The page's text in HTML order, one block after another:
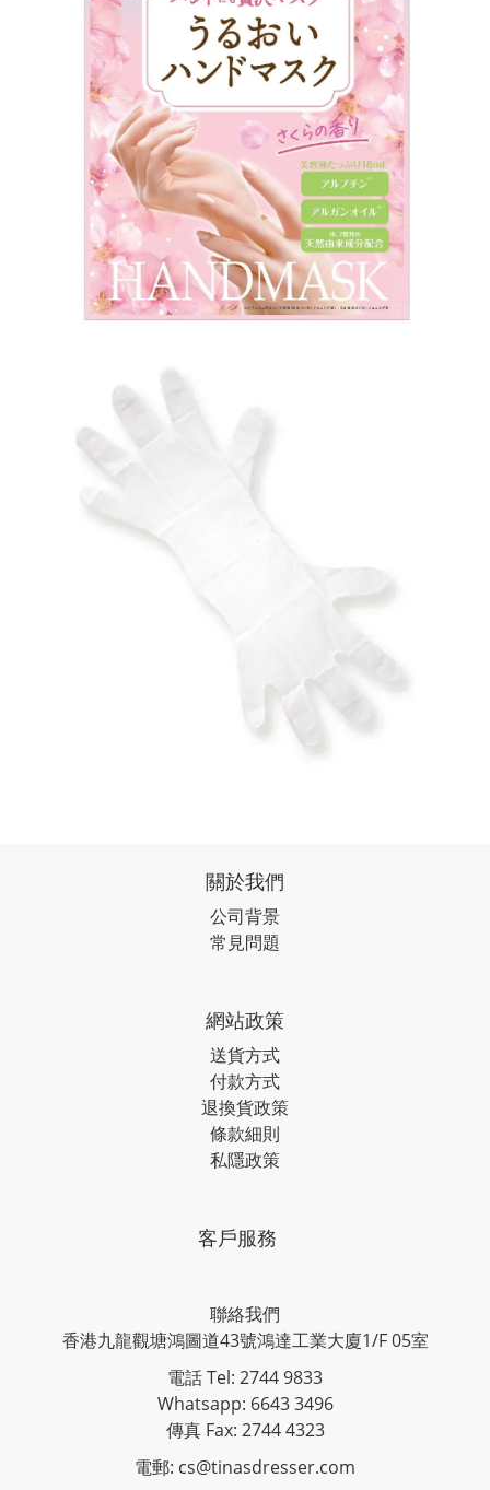
關於我們
公司背景
常見問題
網站政策
送貨方式
付款方式
退換貨政策
條款細則
私隱政策
客戶服務
聯絡我們
香港九龍觀塘鴻圖道43號鴻達工業大廈1/F 05室
電話 Tel: 2744 9833
Whatsapp: 6643 3496
傳真 Fax: 2744 4323
電郵: cs@tinasdresser.com